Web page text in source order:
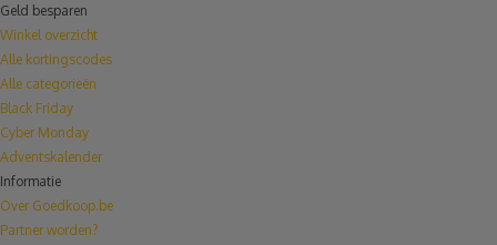
Geld besparen
Winkel overzicht
Alle kortingscodes
Alle categorieën
Black Friday
Cyber Monday
Adventskalender
Informatie
Over Goedkoop.be
Partner worden?